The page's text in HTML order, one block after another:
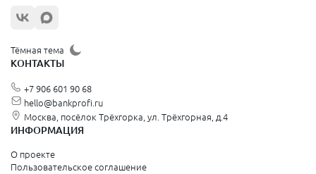
Тёмная тема
КОНТАКТЫ
+7 906 601 90 68
hello@bankprofi.ru
Москва, посёлок Трёхгорка, ул. Трёхгорная, д.4
ИНФОРМАЦИЯ
О проекте
Пользовательское соглашение